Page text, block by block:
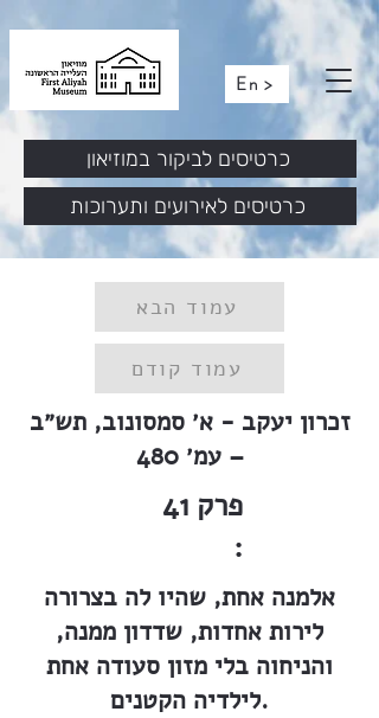
En >
כרטיסים לאירועים ותערוכות
כרטיסים לביקור במוזיאון
עמוד הבא
עמוד קודם
זכרון יעקב - א׳ סמסונוב, תש״ב
– עמ׳ 480
41 פרק
:
אלמנה אחת, שהיו לה בצרורה
לירות אחדות, שדדון ממנה,
והניחוה בלי מזון סעודה אחת
לילדיה הקטנים.